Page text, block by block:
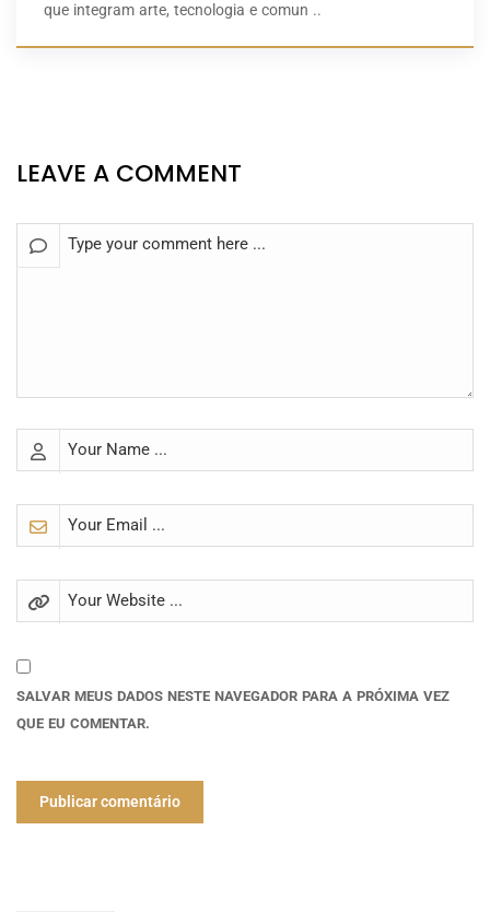
que integram arte, tecnologia e comun ..
LEAVE A COMMENT
SALVAR MEUS DADOS NESTE NAVEGADOR PARA A PRÓXIMA VEZ
QUE EU COMENTAR.